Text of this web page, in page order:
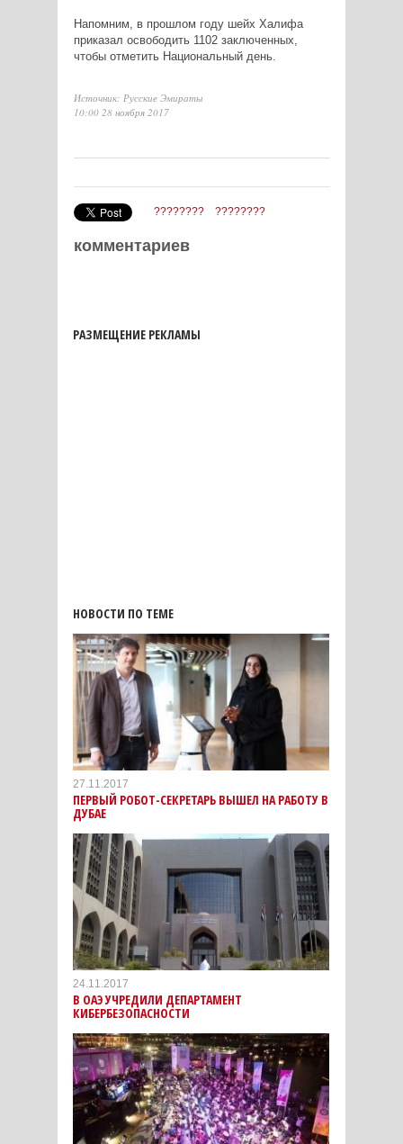
Напомним, в прошлом году шейх Халифа
приказал освободить 1102 заключенных,
чтобы отметить Национальный день.
Источник: Русские Эмираты
10:00 28 ноября 2017
???????? ????????
комментариев
РАЗМЕЩЕНИЕ РЕКЛАМЫ
НОВОСТИ ПО ТЕМЕ
27.11.2017
ПЕРВЫЙ РОБОТ-СЕКРЕТАРЬ ВЫШЕЛ НА РАБОТУ В
ДУБАЕ
24.11.2017
В ОАЭ УЧРЕДИЛИ ДЕПАРТАМЕНТ
КИБЕРБЕЗОПАСНОСТИ